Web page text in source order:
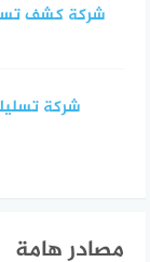
شركة كشف
شركة
مصادر هامة